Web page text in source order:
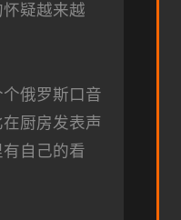
疑越来越
俄罗斯口音
厨房发表声
自己的看